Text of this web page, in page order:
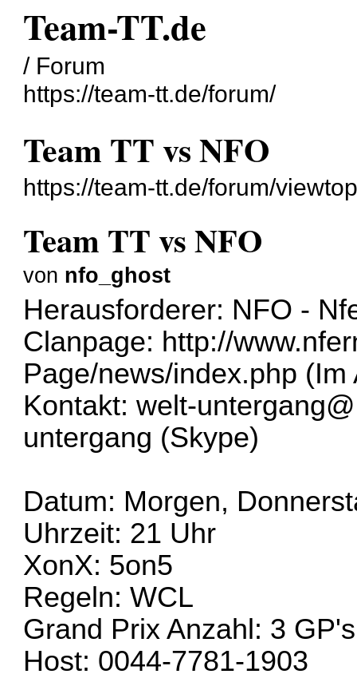
Team-TT.de
/ Forum
https://team-tt.de/forum/
Team TT vs NFO
https://team-tt.de/forum/
Team TT vs NFO
von nfo_ghost
Herausforderer: NFO -
Clanpage: http://
Page/news/index.php (Im
Kontakt:welt-
untergang (Skype)
Datum: Morgen,
Uhrzeit: 21 Uhr
XonX: 5on5
Regeln: WCL
Grand Prix Anzahl: 3 GP's
Host: 0044-7781-1903